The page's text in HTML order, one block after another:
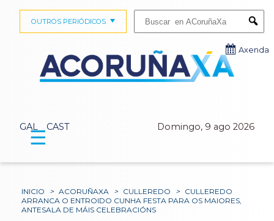
GAL CAST Domingo, 9 ago 2026
OUTROS PERIÓDICOS
Axenda
☰
INICIO > ACORUÑAXA > CULLEREDO > CULLEREDO
ARRANCA O ENTROIDO CUNHA FESTA PARA OS MAIORES,
ANTESALA DE MÁIS CELEBRACIÓNS